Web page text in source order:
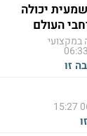
יכולה
העולם
במקצועי
זו